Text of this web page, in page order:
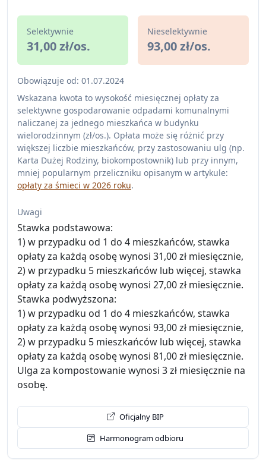
Selektywnie
31,00 zł/os.
Nieselektywnie
93,00 zł/os.
Obowiązuje od: 01.07.2024
Wskazana kwota to wysokość miesięcznej opłaty za
selektywne gospodarowanie odpadami komunalnymi
naliczanej za jednego mieszkańca w budynku
wielorodzinnym (zł/os.). Opłata może się różnić przy
większej liczbie mieszkańców, przy zastosowaniu ulg (np.
Karta Dużej Rodziny, biokompostownik) lub przy innym,
mniej popularnym przeliczniku opisanym w artykule:
opłaty za śmieci w 2026 roku.
Uwagi
Stawka podstawowa:
1) w przypadku od 1 do 4 mieszkańców, stawka
opłaty za każdą osobę wynosi 31,00 zł miesięcznie,
2) w przypadku 5 mieszkańców lub więcej, stawka
opłaty za każdą osobę wynosi 27,00 zł miesięcznie.
Stawka podwyższona:
1) w przypadku od 1 do 4 mieszkańców, stawka
opłaty za każdą osobę wynosi 93,00 zł miesięcznie,
2) w przypadku 5 mieszkańców lub więcej, stawka
opłaty za każdą osobę wynosi 81,00 zł miesięcznie.
Ulga za kompostowanie wynosi 3 zł miesięcznie na
osobę.
Oficjalny BIP
Harmonogram odbioru